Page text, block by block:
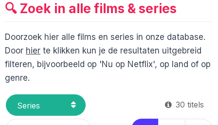
🔍 Zoek in alle films & series
Doorzoek hier alle films en series in onze database.
Door hier te klikken kun je de resultaten uitgebreid
filteren, bijvoorbeeld op 'Nu op Netflix', op land of op
genre.
30 titels